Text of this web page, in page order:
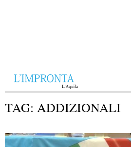
TAG: ADDIZIONALI